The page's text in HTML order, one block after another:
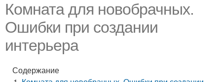
Комната для новобрачных.
Ошибки при создании
интерьера
Содержание